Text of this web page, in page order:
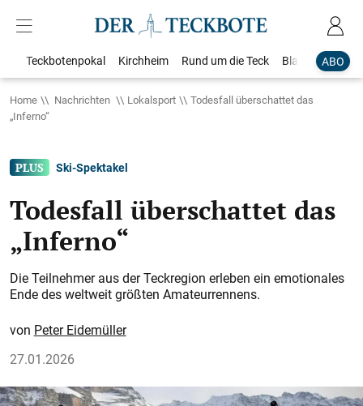
ABO
Teckbotenpokal Kirchheim Rund um die Teck Blaulicht
Home Nachrichten Lokalsport
Todesfall überschattet das
„Inferno“
Ski-Spektakel
Todesfall überschattet das
„Inferno“
Die Teilnehmer aus der Teckregion erleben ein emotionales
Ende des weltweit größten Amateurrennens.
Peter Eidemüller
27.01.2026